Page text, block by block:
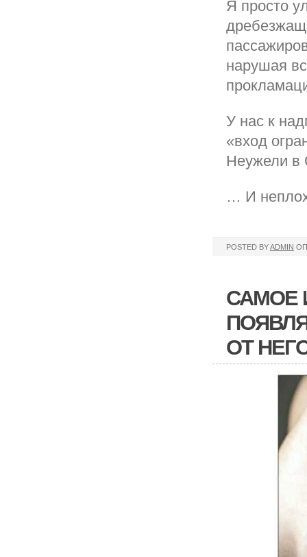
Я просто
нарушая
У нас к
«вход
Неужели в
… И
POSTED BYADMIN
САМОЕ
ОТ